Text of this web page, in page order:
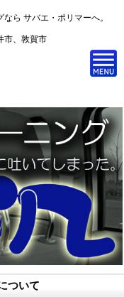
ら サバエ・ポリマーへ。
市、敦賀市
ついて